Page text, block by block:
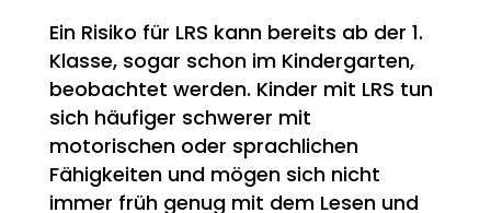
Ein Risiko für LRS kann bereits ab der 1.
Klasse, sogar schon im Kindergarten,
beobachtet werden. Kinder mit LRS tun
sich häufiger schwerer mit
motorischen oder sprachlichen
Fähigkeiten und mögen sich nicht
immer früh genug mit dem Lesen und